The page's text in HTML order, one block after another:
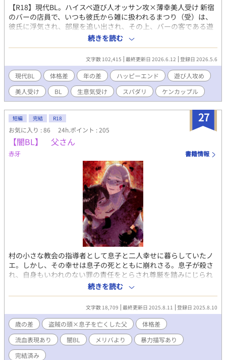
【R18】現代BL。ハイスペ遊び人オッサン攻×薄幸美人受け 新宿
のバーの店員で、いつも彼氏から雑に扱われるまつり（受）は、
彼氏に浮気され、部屋を追い出され、その上、バーの客である遊
び人の太郎（攻）に馬鹿にされて、諍いになる。 しかし、元彼と
のトラブルで太郎に助けられて以来、まつりは太郎のセフレ状態
となってしまう。 太郎との肉体関係を断ちたいまつりだが、反発
しながらも少しずつ距離が近づいていき――。 ＊＊＊ 大切なも
のを持ちたくない攻×本気で愛されたい受 性描写は※をつけま
す。 年の差すれ違いケンカップル、ハッピーエンド。 各章の最終
話には*をつけます。 ◆登場人物 まつり …受、推定22歳、
160cm、美人、生意気な頑固者、無戸籍児 太郎（あきまさ） …
攻、42歳、188cm、検察官 ※別シリーズ『エリート先輩はうかつ
な後輩に執着する』と同一世界観ですが、本作は単体で読めます
※
続きを読む
文字数 102,415 最終更新日 2026.6.12 登録日 2026.5.6
現代BL 体格差 年の差 ハッピーエンド
遊び人攻め
美人受け
BL 生意気受け スパダリ ケンカップル
27
短編 完結 R18
お気に入り : 86 24h.ポイント : 205
【闇BL】 父さん
赤牙 書籍情報
村の小さな教会の指導者として息子と二人幸せに暮らしていたノ
エ。しかし、その幸せは息子の死とともに崩れさる。息子が殺さ
れ、自身もいわれのない罪の責任をとらされ尊厳を踏みにじられ
る日々。 地獄の日々に死を願ったある日、村が盗賊に襲われる。
監禁されていたノエは、ある条件をつけられ盗賊たちに助け出さ
れる。 それは、盗賊の頭アレスの『父さん』になることだった。
父さんと呼ばれ戸惑うノエだったが、二人は徐々に仲を深めてい
く。そんな時に、息子の死の真相が明らかになる。 真相を聞いた
ノエがくだした決断は…… 盗賊の頭×息子を殺された父親 2024
年に【闇BLアンソロジー】に掲載していた作品です。 表紙イラス
ト：まめ様（@manedanuki_bl）
続きを読む
文字数 18,709 最終更新日 2025.8.11 登録日 2025.8.10
歳の差 盗賊の頭×息子を亡くした父
体格差
流血表現あり
闇BL メリバより
暴力描写あり
完結済み